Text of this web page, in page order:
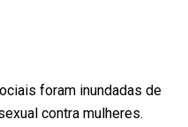
foram inundadas de
contra mulheres.